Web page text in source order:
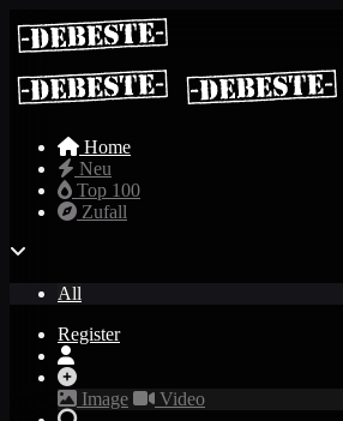
Home
Neu
Top 100
Zufall
All
Register
Image Video